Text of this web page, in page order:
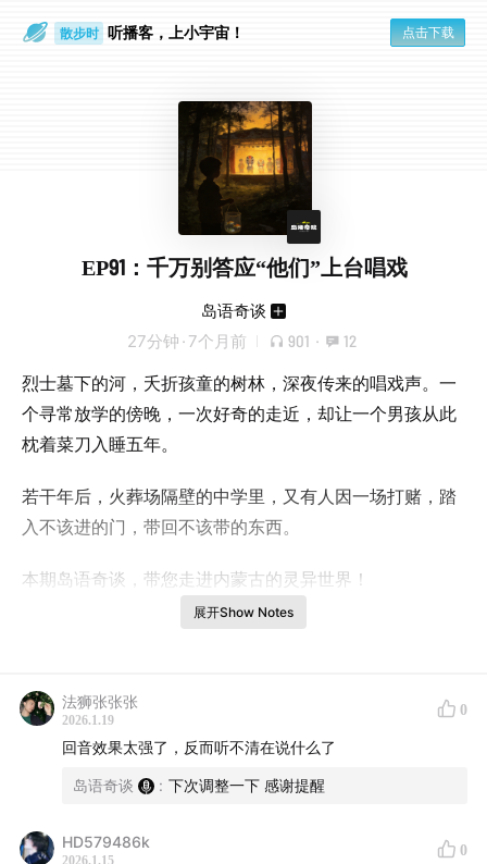
散步时 听播客，上小宇宙！ 点击下载
EP91：千万别答应“他们”上台唱戏
岛语奇谈
27分钟 · 7个月前 901 · 12
烈士墓下的河，夭折孩童的树林，深夜传来的唱戏声。一
个寻常放学的傍晚，一次好奇的走近，却让一个男孩从此
枕着菜刀入睡五年。
若干年后，火葬场隔壁的中学里，又有人因一场打赌，踏
入不该进的门，带回不该带的东西。
本期岛语奇谈，带您走进内蒙古的灵异世界！
主播：闻岛；后期：闻岛
展开Show Notes
法狮张张张
2026.1.19
0
回音效果太强了，反而听不清在说什么了
岛语奇谈 : 下次调整一下 感谢提醒
HD579486k
2026.1.15
0